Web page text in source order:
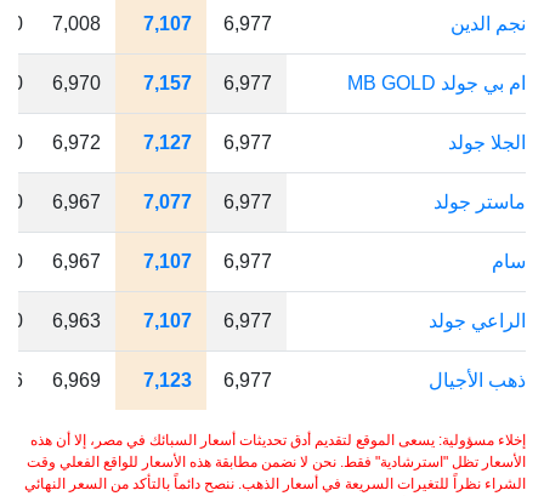
نجم الدين 6,977
7,107
7,008
ام بي جولد MB GOLD 6,977
7,157
6,970
الجلا جولد 6,977
7,127
6,972
ماستر جولد 6,977
7,077
6,967
سام 6,977
7,107
6,967
الراعي جولد 6,977
7,107
6,963
ذهب الأجيال 6,977
7,123
6,969
إخلاء مسؤولية: يسعى الموقع لتقديم أدق تحديثات أسعار السبائك في مصر، إلا أن هذه
الأسعار تظل "استرشادية" فقط. نحن لا نضمن مطابقة هذه الأسعار للواقع الفعلي وقت
الشراء نظراً للتغيرات السريعة في أسعار الذهب. ننصح دائماً بالتأكد من السعر النهائي